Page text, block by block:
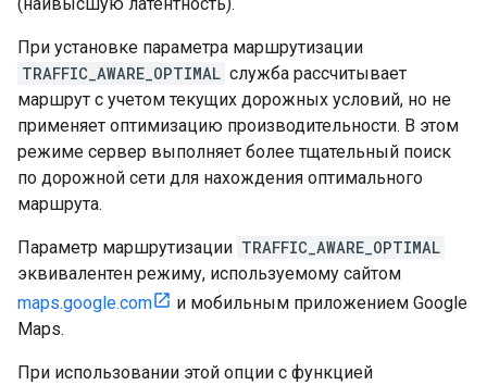
При установке параметра маршрутизации
TRAFFIC_AWARE_OPTIMAL служба рассчитывает
маршрут с учетом текущих дорожных условий, но не
применяет оптимизацию производительности. В этом
режиме сервер выполняет более тщательный поиск
по дорожной сети для нахождения оптимального
маршрута.
Параметр маршрутизации TRAFFIC_AWARE_OPTIMAL
эквивалентен режиму, используемому сайтом
maps.google.com
и мобильным приложением Google
Maps.
При использовании этой опции с функцией